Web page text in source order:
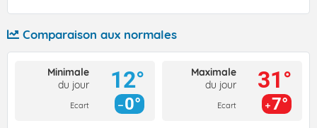
Comparaison aux normales
Minimale
du jour
Ecart
12°
0°
Maximale
du jour
Ecart
31°
7°